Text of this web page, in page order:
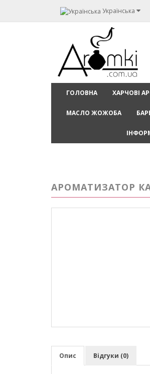
Українська
ГОЛОВНА ХАРЧОВІ
МАСЛО ЖОЖОБА
АРОМАТИЗАТОР
Опис Відгуки (0)